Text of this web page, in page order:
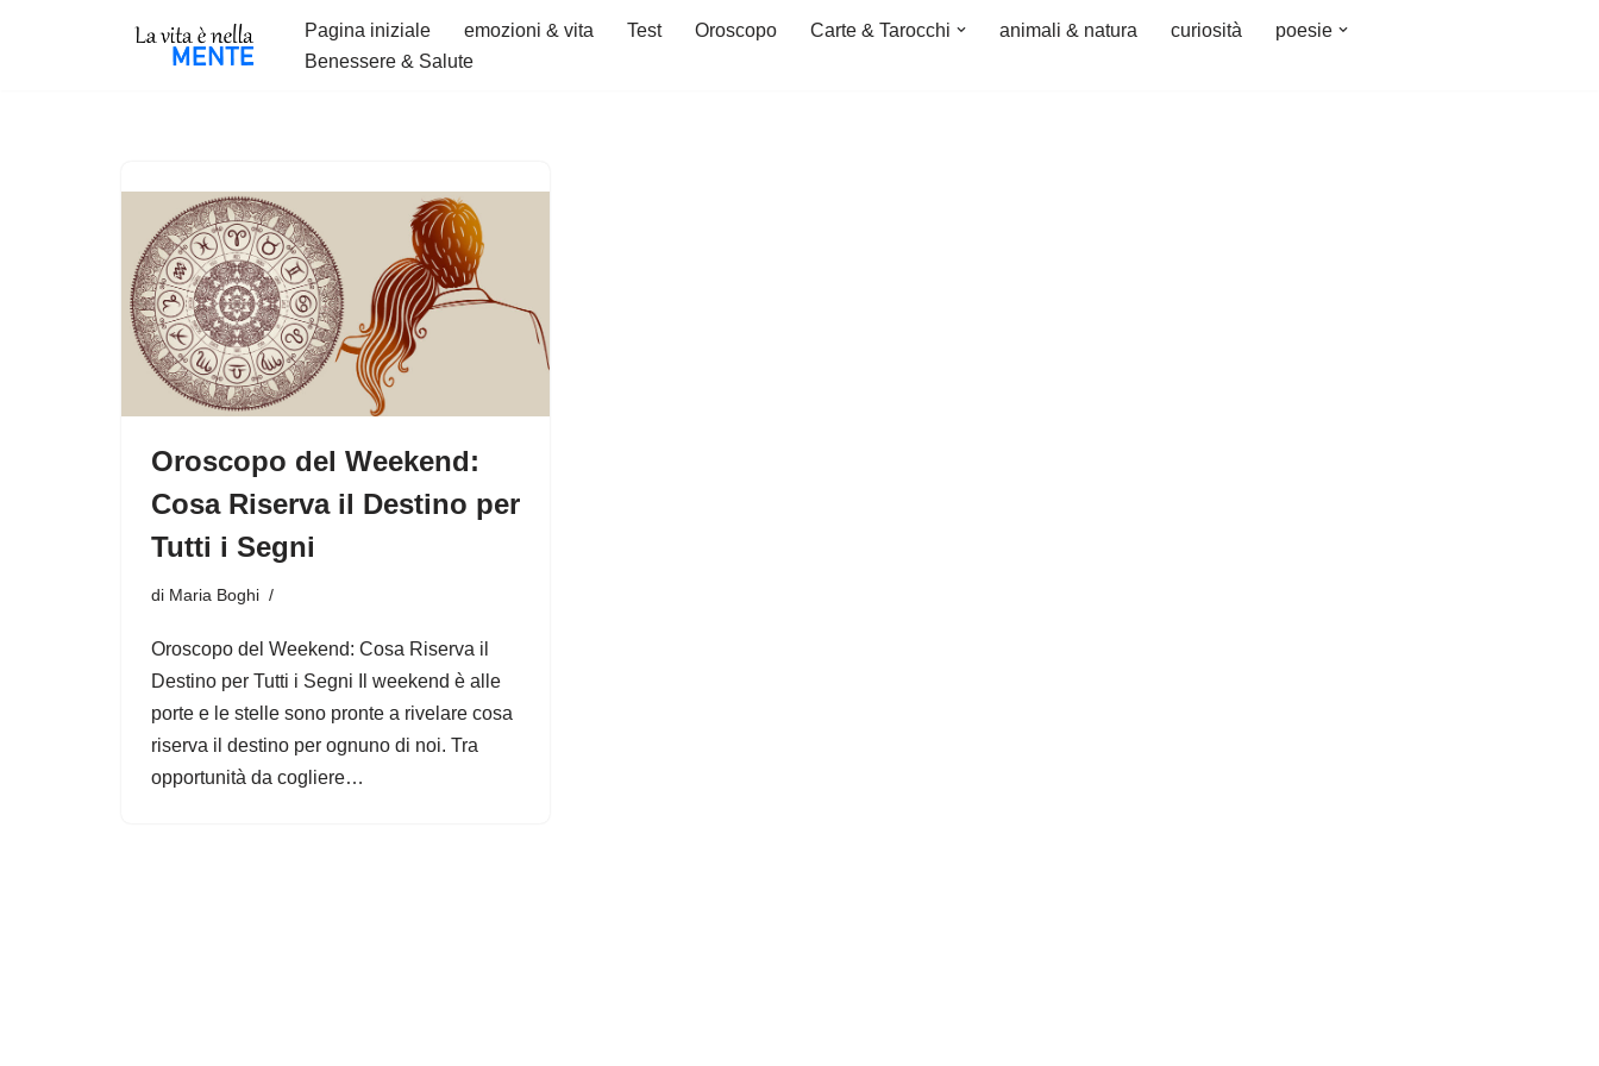
Pagina iniziale emozioni & vita Test Oroscopo Carte & Tarocchi animali & natura curiosità
poesie
Benessere & Salute
Oroscopo del Weekend:
Cosa Riserva il Destino per
Tutti i Segni
di Maria Boghi
Oroscopo del Weekend: Cosa Riserva il
Destino per Tutti i Segni Il weekend è alle
porte e le stelle sono pronte a rivelare cosa
riserva il destino per ognuno di noi. Tra
opportunità da cogliere…